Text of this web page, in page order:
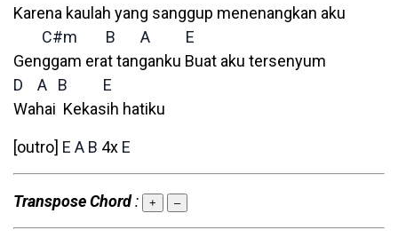
Karena kaulah yang sanggup menenangkan aku
C#m
B A
E
Genggam erat tanganku Buat aku tersenyum
D
A B
E
Wahai Kekasih hatiku
[outro] E A B 4x E
Transpose Chord: + –